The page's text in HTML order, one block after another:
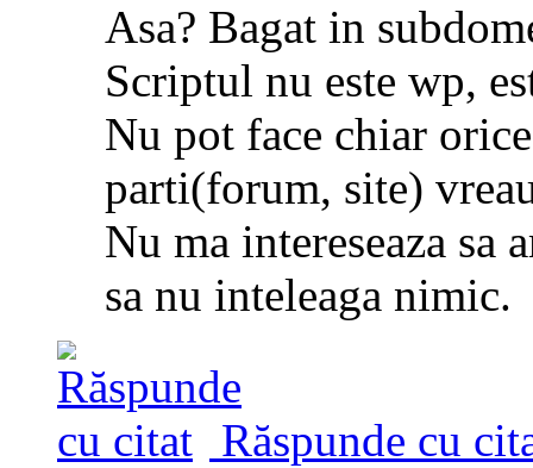
Asa? Bagat in
Scriptul nu este wp,
Nu pot face chiar
parti(forum, site)
Nu ma intereseaza
sa nu inteleaga nimic.
Răspunde cu